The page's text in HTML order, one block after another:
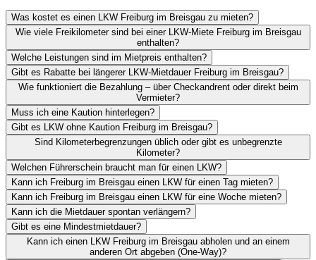
Was kostet es einen LKW Freiburg im Breisgau zu mieten?
Wie viele Freikilometer sind bei einer LKW-Miete Freiburg im Breisgau
enthalten?
Welche Leistungen sind im Mietpreis enthalten?
Gibt es Rabatte bei längerer LKW-Mietdauer Freiburg im Breisgau?
Wie funktioniert die Bezahlung – über Checkandrent oder direkt beim
Vermieter?
Muss ich eine Kaution hinterlegen?
Gibt es LKW ohne Kaution Freiburg im Breisgau?
Sind Kilometerbegrenzungen üblich oder gibt es unbegrenzte
Kilometer?
Welchen Führerschein braucht man für einen LKW?
Kann ich Freiburg im Breisgau einen LKW für einen Tag mieten?
Kann ich Freiburg im Breisgau einen LKW für eine Woche mieten?
Kann ich die Mietdauer spontan verlängern?
Gibt es eine Mindestmietdauer?
Kann ich einen LKW Freiburg im Breisgau abholen und an einem
anderen Ort abgeben (One-Way)?